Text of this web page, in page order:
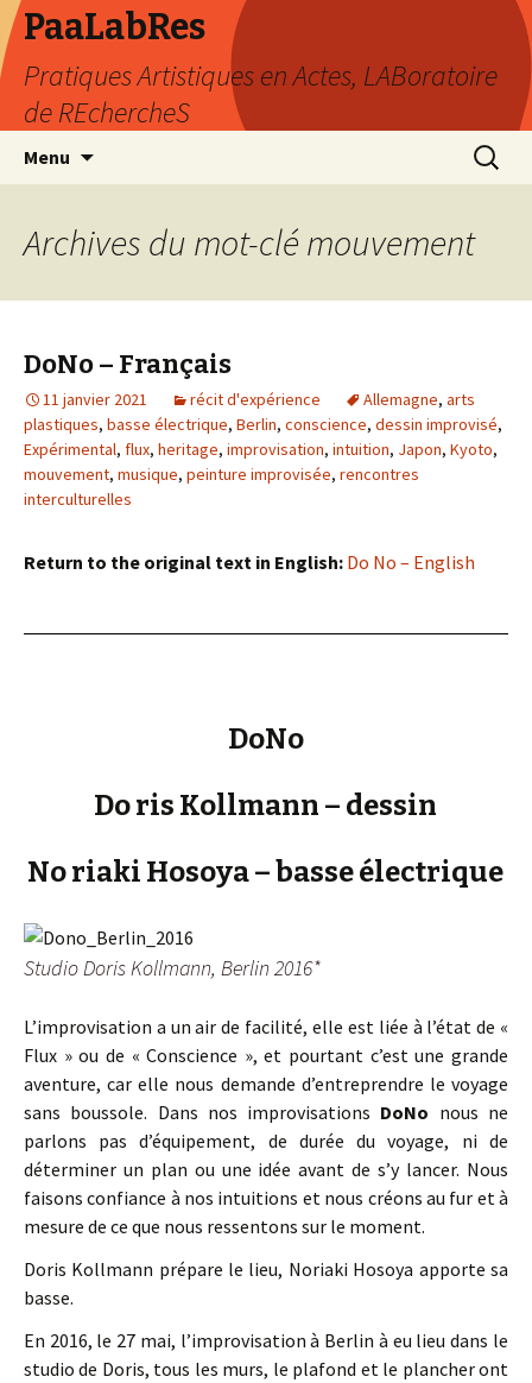
PaaLabRes
Pratiques Artistiques en Actes, LABoratoire
de REchercheS
Menu
principal
Archives du mot-clé mouvement
DoNo – Français
11 janvier 2021 récit d'expérience Allemagne, arts
plastiques, basse électrique, Berlin, conscience, dessin improvisé,
Expérimental, flux, heritage, improvisation, intuition, Japon, Kyoto,
mouvement, musique, peinture improvisée, rencontres
interculturelles
Return to the original text in English: Do No – English
DoNo
Do ris Kollmann – dessin
No riaki Hosoya – basse électrique
Studio Doris Kollmann, Berlin 2016*
L’improvisation a un air de facilité, elle est liée à l’état de «
Flux » ou de « Conscience », et pourtant c’est une grande
aventure, car elle nous demande d’entreprendre le voyage
sans boussole. Dans nos improvisations DoNo nous ne
parlons pas d’équipement, de durée du voyage, ni de
déterminer un plan ou une idée avant de s’y lancer. Nous
faisons confiance à nos intuitions et nous créons au fur et à
mesure de ce que nous ressentons sur le moment.
Doris Kollmann prépare le lieu, Noriaki Hosoya apporte sa
basse.
En 2016, le 27 mai, l’improvisation à Berlin à eu lieu dans le
studio de Doris, tous les murs, le plafond et le plancher ont